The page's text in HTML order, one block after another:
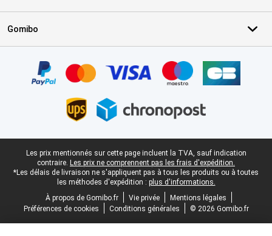
Gomibo
Pied-de-page légal
Les prix mentionnés sur cette page incluent la TVA, sauf indication
contraire. Les prix ne comprennent pas les frais d'expédition.
*Les délais de livraison ne s'appliquent pas à tous les produits ou à toutes
les méthodes d'expédition : plus d'informations.
À propos de Gomibo.fr
Vie privée
Mentions légales
Préférences de cookies
Conditions générales © 2026 Gomibo.fr